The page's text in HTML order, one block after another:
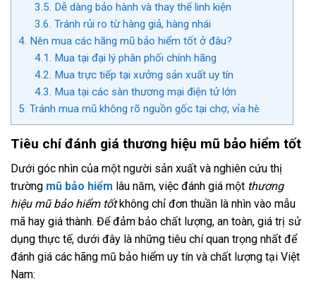
3.5. Dễ dàng bảo hành và thay thế linh kiện
3.6. Tránh rủi ro từ hàng giả, hàng nhái
4. Nên mua các hãng mũ bảo hiểm tốt ở đâu?
4.1. Mua tại đại lý phân phối chính hãng
4.2. Mua trực tiếp tại xưởng sản xuất uy tín
4.3. Mua tại các sàn thương mại điện tử lớn
5. Tránh mua mũ không rõ nguồn gốc tại chợ, vỉa hè
Tiêu chí đánh giá thương hiệu mũ bảo hiểm tốt
Dưới góc nhìn của một người sản xuất và nghiên cứu thị
trường mũ bảo hiểm lâu năm, việc đánh giá một thương
hiệu mũ bảo hiểm tốtkhông chỉ đơn thuần là nhìn vào mẫu
mã hay giá thành. Để đảm bảo chất lượng, an toàn, giá trị sử
dụng thực tế, dưới đây là những tiêu chí quan trọng nhất để
đánh giá các hãng mũ bảo hiểm uy tín và chất lượng tại Việt
Nam: